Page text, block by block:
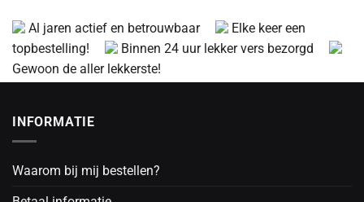
Al jaren actief en betrouwbaar
Elke keer een
topbestelling!
Binnen 24 uur lekker vers bezorgd
Gewoon de aller lekkerste!
INFORMATIE
Waarom bij mij bestellen?